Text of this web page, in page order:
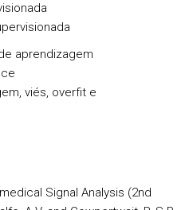
aprendizagem
viés, overfit e
Signal Analysis (2nd